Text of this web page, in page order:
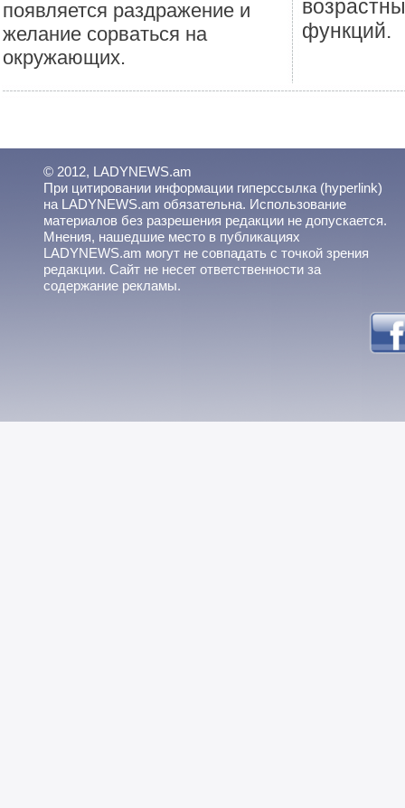
появляется раздражение и
желание сорваться на
окружающих.
функций.
© 2012, LADYNEWS.am
При цитировании информации гиперссылка (hyperlink)
на LADYNEWS.am обязательна. Использование
материалов без разрешения редакции не допускается.
Мнения, нашедшие место в публикациях
LADYNEWS.am могут не совпадать с точкой зрения
редакции. Сайт не несет ответственности за
содержание рекламы.